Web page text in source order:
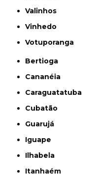
Valinhos
Vinhedo
Votuporanga
Bertioga
Cananéia
Caraguatatuba
Cubatão
Guarujá
Iguape
Ilhabela
Itanhaém